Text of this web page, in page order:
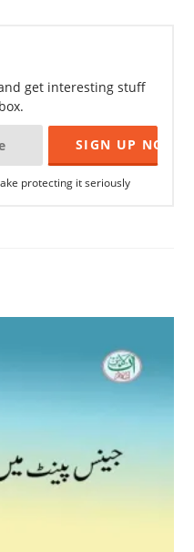
get interesting stuff
protecting it seriously